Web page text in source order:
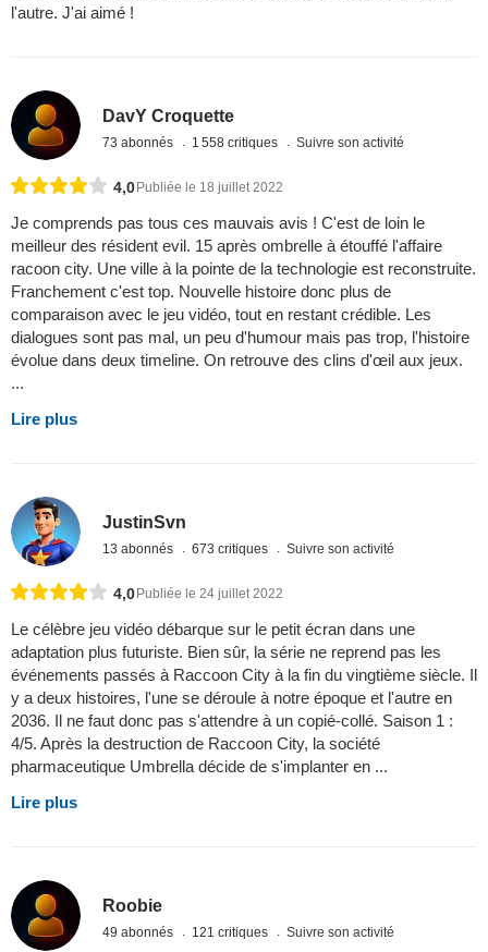
l'autre. J'ai aimé !
DavY Croquette
73 abonnés 1 558 critiques Suivre son activité
4,0 Publiée le 18 juillet 2022
Je comprends pas tous ces mauvais avis ! C'est de loin le
meilleur des résident evil. 15 après ombrelle à étouffé l'affaire
racoon city. Une ville à la pointe de la technologie est reconstruite.
Franchement c'est top. Nouvelle histoire donc plus de
comparaison avec le jeu vidéo, tout en restant crédible. Les
dialogues sont pas mal, un peu d'humour mais pas trop, l'histoire
évolue dans deux timeline. On retrouve des clins d'œil aux jeux.
...
Lire plus
JustinSvn
13 abonnés 673 critiques Suivre son activité
4,0 Publiée le 24 juillet 2022
Le célèbre jeu vidéo débarque sur le petit écran dans une
adaptation plus futuriste. Bien sûr, la série ne reprend pas les
événements passés à Raccoon City à la fin du vingtième siècle. Il
y a deux histoires, l'une se déroule à notre époque et l'autre en
2036. Il ne faut donc pas s'attendre à un copié-collé. Saison 1 :
4/5. Après la destruction de Raccoon City, la société
pharmaceutique Umbrella décide de s'implanter en ...
Lire plus
Roobie
49 abonnés 121 critiques Suivre son activité